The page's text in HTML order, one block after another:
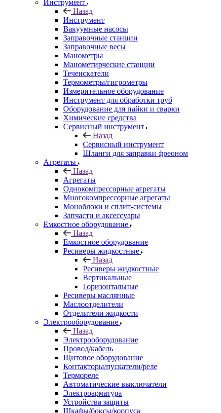
Инструмент
Назад
Инструмент
Вакуумные насосы
Заправочные станции
Заправочные весы
Манометры
Манометирческие станции
Течеискатели
Термометры/гигрометры
Измерительное оборудование
Инструмент для обработки труб
Оборудование для пайки и сварки
Химические средства
Сервисный инструмент
Назад
Сервисный инструмент
Шланги для заправки фреоном
Агрегаты
Назад
Агрегаты
Однокомпрессорные агрегаты
Многокомпрессорные агрегаты
Моноблоки и сплит-системы
Запчасти и аксессуары
Емкостное оборудование
Назад
Емкостное оборудование
Ресиверы жидкостные
Назад
Ресиверы жидкостные
Вертикальные
Горизонтальные
Ресиверы маслянные
Маслоотделители
Отделители жидкости
Электрооборудование
Назад
Электрооборудование
Провод/кабель
Щитовое оборудование
Контакторы/пускатели/реле
Термореле
Автоматические выключатели
Электроарматура
Устройства защиты
Шкафы/боксы/корпуса